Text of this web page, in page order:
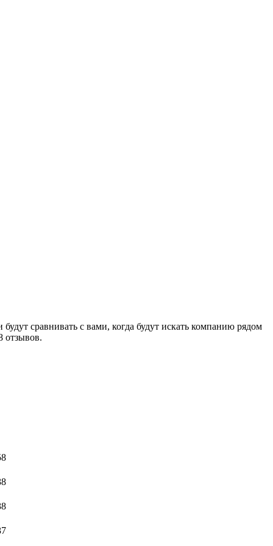
сравнивать с вами, когда будут искать компанию рядом
отзывов.